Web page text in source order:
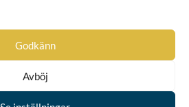
Godkänn
Avböj
Karta